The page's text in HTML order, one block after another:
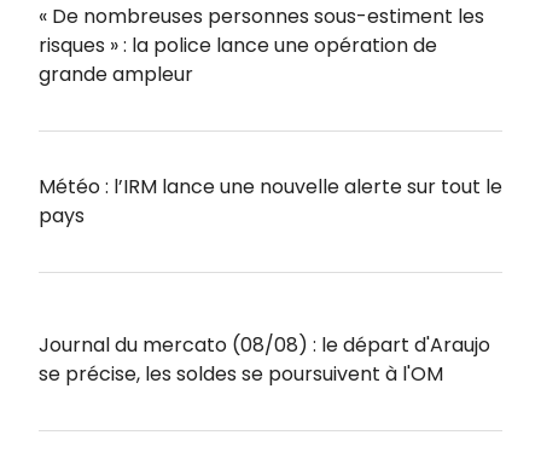
« De nombreuses personnes sous-estiment les
risques » : la police lance une opération de
grande ampleur
Météo : l’IRM lance une nouvelle alerte sur tout le
pays
Journal du mercato (08/08) : le départ d'Araujo
se précise, les soldes se poursuivent à l'OM